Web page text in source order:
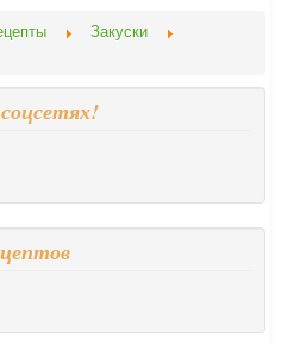
Закуски